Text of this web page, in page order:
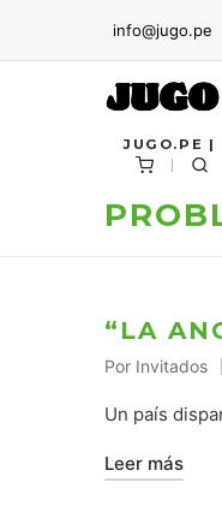
info@jugo.pe
JUGO.PE |
“LA
Publicado
por
Por Invitados
Un país
Leer más